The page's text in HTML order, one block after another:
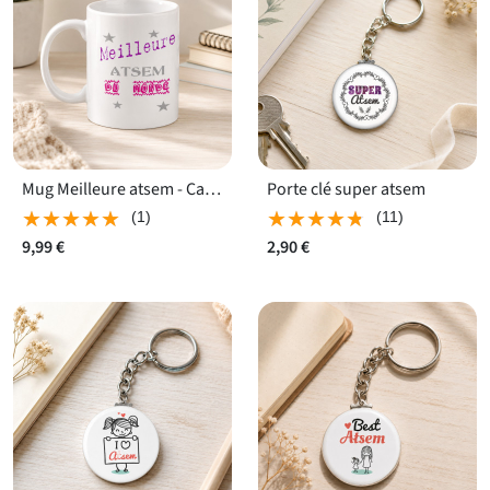
Mug Meilleure atsem - Cadeau tendre remerciement
★★★★★
★★★★★ (1)
9,99 €
Porte clé super atsem
★★★★★
★★★★★ (11)
2,90 €